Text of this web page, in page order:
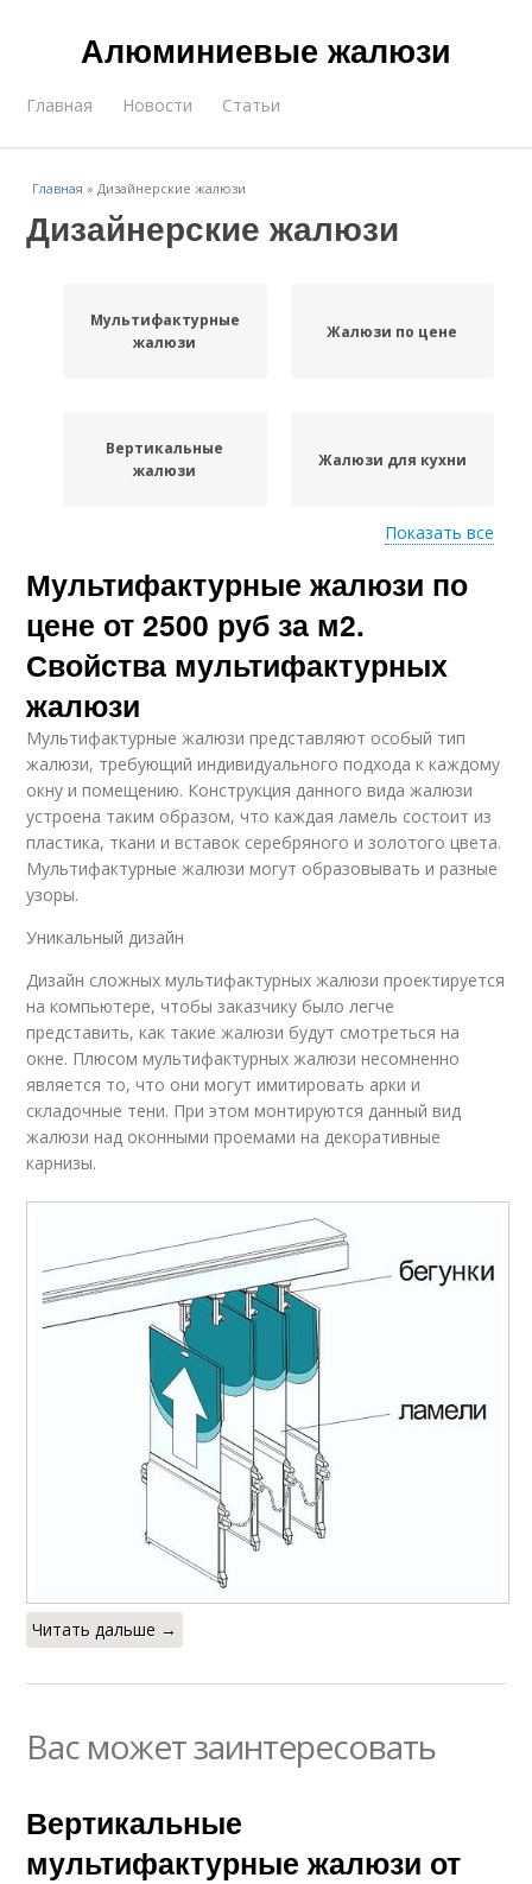
Алюминиевые жалюзи
Главная Новости Статьи
Главная »Дизайнерские жалюзи
Дизайнерские жалюзи
Мультифактурные
жалюзи
Жалюзи по цене
Вертикальные
жалюзи
Жалюзи для кухни
Жалюзи на окна Тканевые жалюзи
Жалюзи из пластика
жалюзи
Жалюзи на основе Офисные жалюзи
Жалюзи в офис
пластиковые окна
Жалюзи на окнах
Показать все
Мультифактурные жалюзи по
цене от 2500 руб за м2.
Свойства мультифактурных
жалюзи
Мультифактурные жалюзи представляют особый тип
жалюзи, требующий индивидуального подхода к каждому
окну и помещению. Конструкция данного вида жалюзи
устроена таким образом, что каждая ламель состоит из
пластика, ткани и вставок серебряного и золотого цвета.
Мультифактурные жалюзи могут образовывать и разные
узоры.
Уникальный дизайн
Дизайн сложных мультифактурных жалюзи проектируется
на компьютере, чтобы заказчику было легче
представить, как такие жалюзи будут смотреться на
окне. Плюсом мультифактурных жалюзи несомненно
является то, что они могут имитировать арки и
складочные тени. При этом монтируются данный вид
жалюзи над оконными проемами на декоративные
карнизы.
Читать дальше →
Вас может заинтересовать
Вертикальные
мультифактурные жалюзи от